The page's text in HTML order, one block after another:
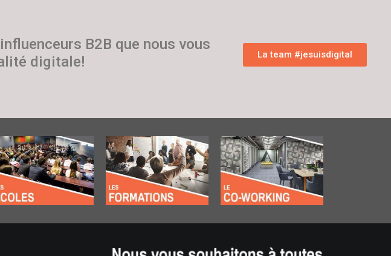
B2B que nous vous
digitale!
La team #jesuisdigital